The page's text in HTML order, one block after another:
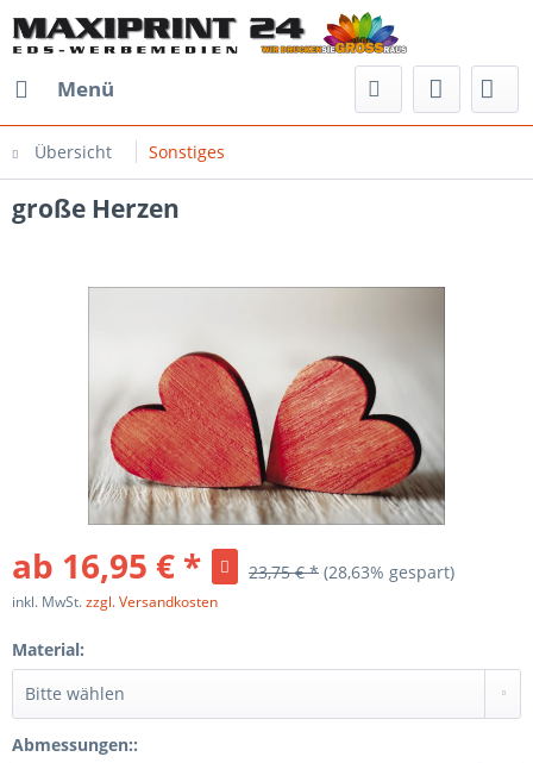
Menü
Übersicht Sonstiges
große Herzen
ab 16,95 € * 23,75 € * (28,63% gespart)
inkl. MwSt.zzgl. Versandkosten
Material:
Abmessungen::